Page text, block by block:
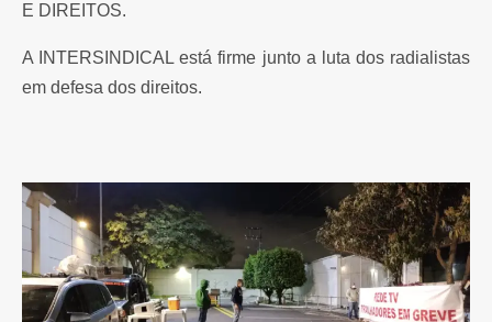
E DIREITOS.
A INTERSINDICAL está firme junto a luta dos radialistas
em defesa dos direitos.